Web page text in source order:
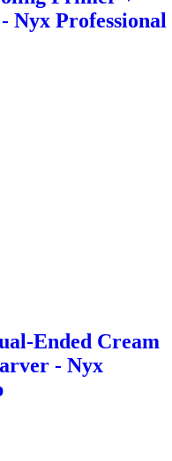
Nyx Professional
Ended Cream
- Nyx